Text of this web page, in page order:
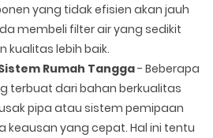
yang tidak efisien akan jauh
membeli filter air yang sedikit
kualitas lebih baik.
Rumah Tangga- Beberapa
terbuat dari bahan berkualitas
pipa atau sistem pemipaan
keausan yang cepat. Hal ini tentu